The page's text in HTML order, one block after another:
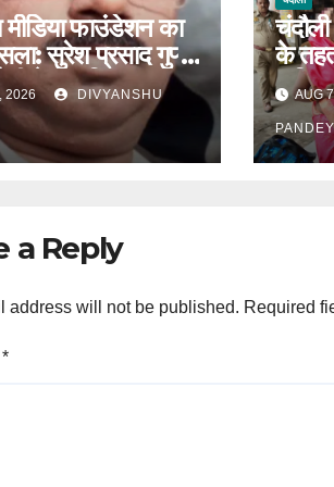
मीडिया फाउंडेशन का
सुरेश प्रसाद गुप्ता
के नए जिलाध्यक्ष|
2026 DIVYANSHU
के
AUG
PANDEY
a Reply
address will not be published. Required
*